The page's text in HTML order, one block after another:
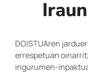
DOISTUAren
errespetuan
ingurumen-